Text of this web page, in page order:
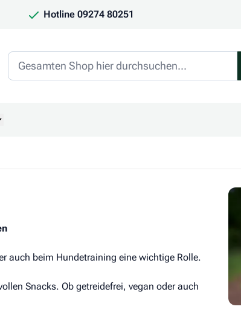
Hotline 09274 80251
auch beim Hundetraining eine wichtige Rolle.
Snacks. Ob getreidefrei, vegan oder auch